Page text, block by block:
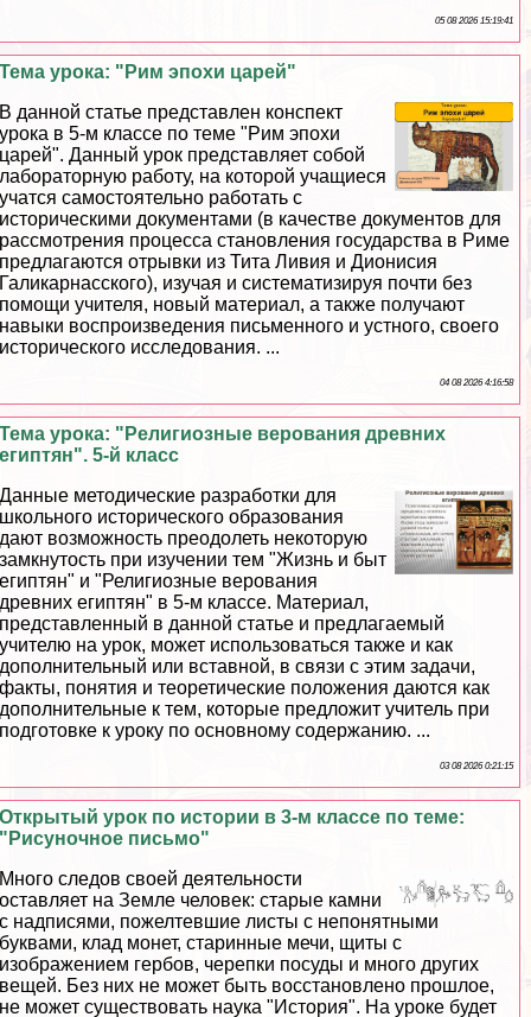
05 08 2026 15:19:41
Тема урока: "Рим эпохи царей"
В данной статье представлен конспект
урока в 5-м классе по теме "Рим эпохи
царей". Данный урок представляет собой
лабораторную работу, на которой учащиеся
учатся самостоятельно работать с
историческими документами (в качестве документов для
рассмотрения процесса становления государства в Риме
предлагаются отрывки из Тита Ливия и Дионисия
Галикарнасского), изучая и систематизируя почти без
помощи учителя, новый материал, а также получают
навыки воспроизведения письменного и устного, своего
исторического исследования. ...
04 08 2026 4:16:58
Тема урока: "Религиозные верования древних
египтян". 5-й класс
Данные методические разработки для
школьного исторического образования
дают возможность преодолеть некоторую
замкнутость при изучении тем "Жизнь и быт
египтян" и "Религиозные верования
древних египтян" в 5-м классе. Материал,
представленный в данной статье и предлагаемый
учителю на урок, может использоваться также и как
дополнительный или вставной, в связи с этим задачи,
факты, понятия и теоретические положения даются как
дополнительные к тем, которые предложит учитель при
подготовке к уроку по основному содержанию. ...
03 08 2026 0:21:15
Открытый урок по истории в 3-м классе по теме:
"Рисуночное письмо"
Много следов своей деятельности
оставляет на Земле человек: старые камни
с надписями, пожелтевшие листы с непонятными
буквами, клад монет, старинные мечи, щиты с
изображением гербов, черепки посуды и много других
вещей. Без них не может быть восстановлено прошлое,
не может существовать наука "История". На уроке будет